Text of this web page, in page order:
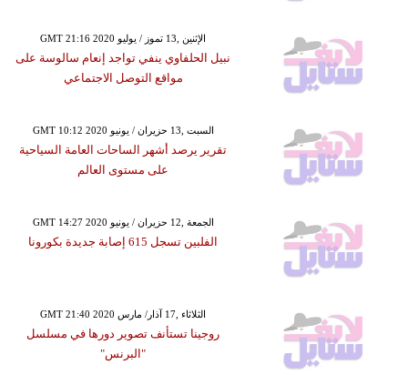
GMT 21:16 2020 الإثنين ,13 تموز / يوليو
نبيل الحلفاوي ينفي تواجد إنعام سالوسة على
مواقع التوصل الاجتماعي
GMT 10:12 2020 السبت ,13 حزيران / يونيو
تقرير يرصد أشهر الساحات العامة السياحية
على مستوى العالم
GMT 14:27 2020 الجمعة ,12 حزيران / يونيو
الفلبين تسجل 615 إصابة جديدة بكورونا
GMT 21:40 2020 الثلاثاء ,17 آذار/ مارس
روجينا تستأنف تصوير دورها في مسلسل
"البرنس"